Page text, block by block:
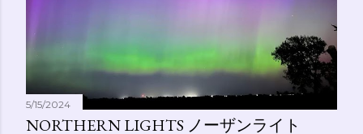
5/15/2024
NORTHERN LIGHTS ノーザンライト